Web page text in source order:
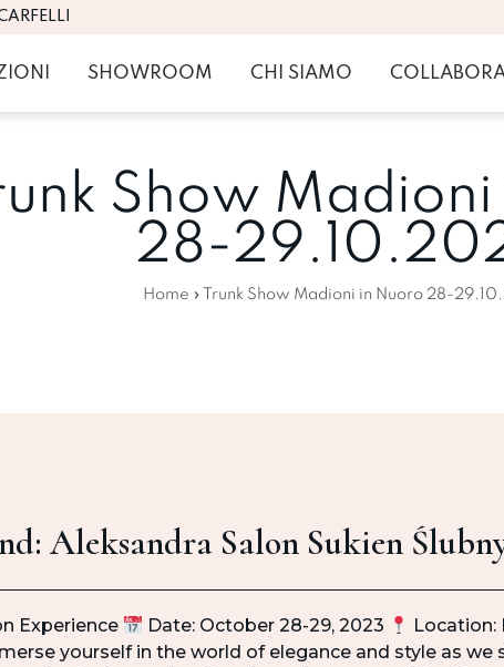
SHOWROOM CHI SIAMO
Show
28-
Home » Trunk Show Madioni in Nuoro 28-
Aleksandra Salon Sukien
Experience Date: October 28-29, 2023
Location:
yourself in the world of elegance and style as we